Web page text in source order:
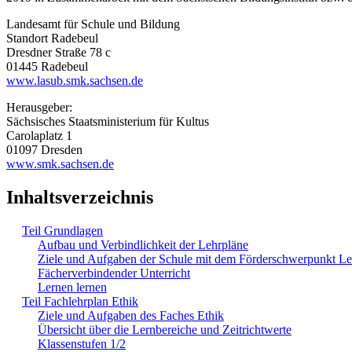
Landesamt für Schule und Bildung
Standort Radebeul
Dresdner Straße 78 c
01445 Radebeul
www.lasub.smk.sachsen.de
Herausgeber:
Sächsisches Staatsministerium für Kultus
Carolaplatz 1
01097 Dresden
www.smk.sachsen.de
Inhaltsverzeichnis
Teil Grundlagen
Aufbau und Verbindlichkeit der Lehrpläne
Ziele und Aufgaben der Schule mit dem Förderschwerpunkt
Fächerverbindender Unterricht
Lernen lernen
Teil Fachlehrplan Ethik
Ziele und Aufgaben des Faches Ethik
Übersicht über die Lernbereiche und Zeitrichtwerte
Klassenstufen 1/2